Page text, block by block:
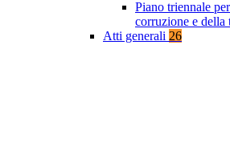
Piano triennale
corruzione e della
Atti generali 26